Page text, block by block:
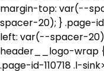
margin-top: var(--
spacer-20); } .page-
left: var(--spacer-20);
header__logo-wrap
.page-id-110718 .l-